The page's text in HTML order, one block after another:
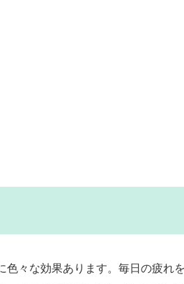
色々な効果あります。毎日の疲れ